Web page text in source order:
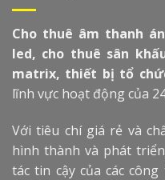
Cho thuê âm thanh
led, cho thuê sân
matrix, thiết bị tổ
lĩnh vực hoạt động của
Với tiêu chí giá rẻ và
hình thành và phát
tác tin cậy của các